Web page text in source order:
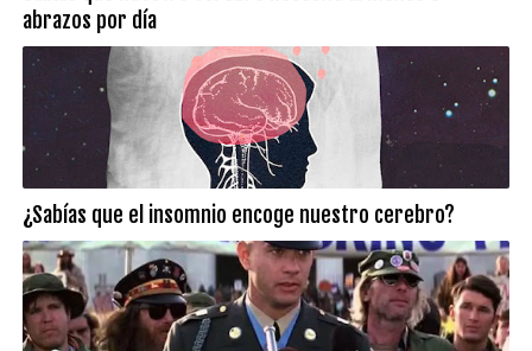
abrazos por día
¿Sabías que el insomnio encoge nuestro cerebro?